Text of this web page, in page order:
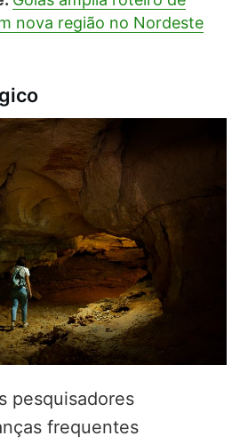
nova região no Nordeste
pesquisadores
frequentes